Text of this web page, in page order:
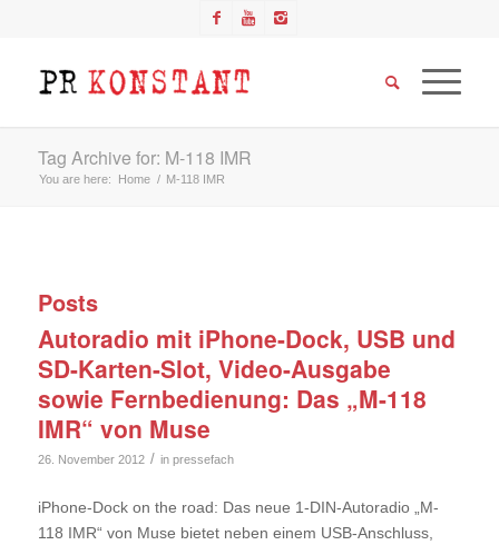
Tag Archive for: M-118 IMR
You are here: Home / M-118 IMR
Posts
Autoradio mit iPhone-Dock, USB und
SD-Karten-Slot, Video-Ausgabe
sowie Fernbedienung: Das „M-118
IMR“ von Muse
26. November 2012 / in pressefach
iPhone-Dock on the road: Das neue 1-DIN-Autoradio „M-
118 IMR“ von Muse bietet neben einem USB-Anschluss,